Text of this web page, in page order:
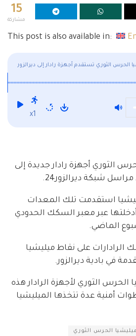
15
مشاركة
This post is also available in:
الحرس الثوري تستقدم أجهزة رادار إلى ديرالزور
x1
الثوري أجهزة رادار جديدة إلى
شبكة ديرالزور24.
استقدمت تلك المعدات
عبر معبر السكك الحدودي
الماضي.
الرادارات على نقاط ميليشيا
في بادية ديرالزور.
الحرس الثوري لأجهزة الرادار هذه
أمنية عدة تتخذها الميليشيا
ميليشيا الحرس الثوري